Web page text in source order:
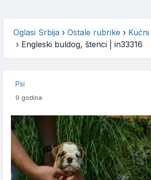
Oglasi Srbija › Ostale rubrike ›
› Engleski buldog, štenci | in33316
Psi
9 godina